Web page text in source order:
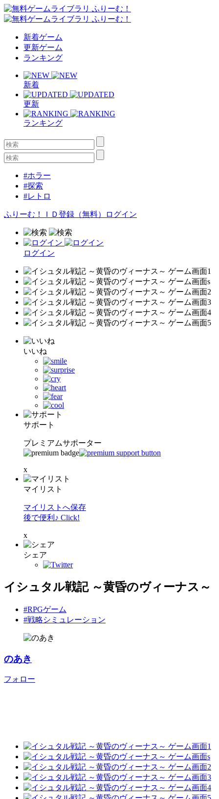
新着ゲーム
更新ゲーム
ランキング
新着
更新
ランキング
#ホラー
#探索
#レトロ
ふりーむ！ＩＤ登録（無料） ログイン
ログイン
いいね
サポート
プレミアムサポーター
x
マイリスト
マイリストへ保存
後で便利♪ Click!
x
シェア
イシュタル戦記 ～黄昏のヴィーナス～
#RPGゲーム
#戦略シミュレーション
のあき
フォロー